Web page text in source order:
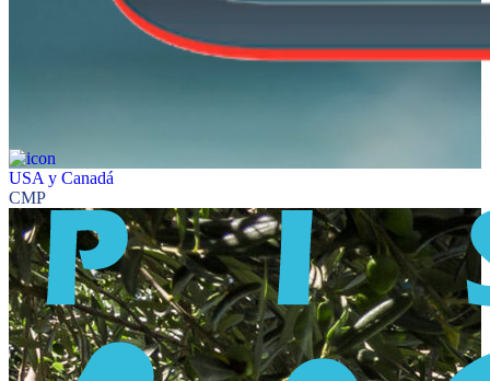
USA y Canadá
CMP